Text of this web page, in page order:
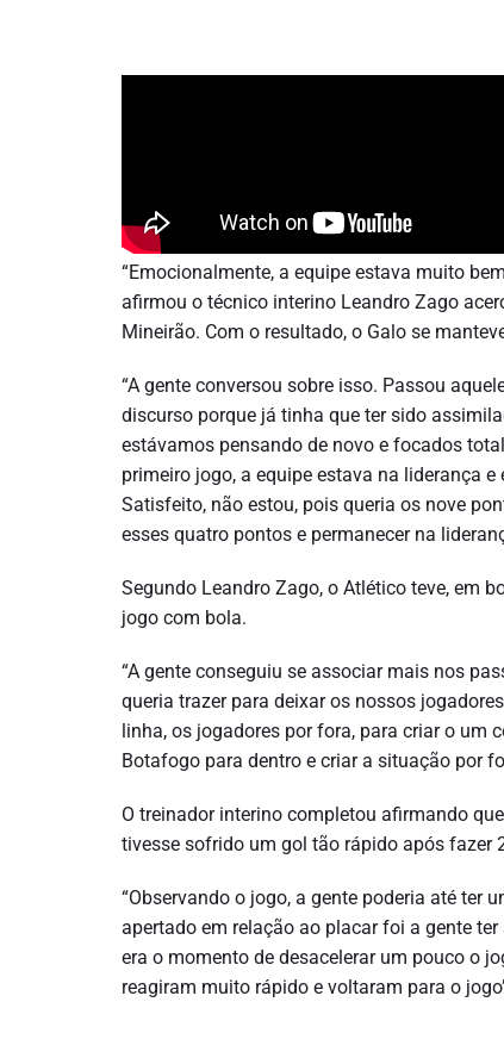
“Emocionalmente, a equipe estava muito
afirmou o técnico interino Leandro Zago
Mineirão. Com o resultado, o Galo se
“A gente conversou sobre isso. Passou
discurso porque já tinha que ter sido
estávamos pensando de novo e focados
primeiro jogo, a equipe estava na liderança
Satisfeito, não estou, pois queria os nove
esses quatro pontos e permanecer na
Segundo Leandro Zago, o Atlético teve, em
jogo com bola.
“A gente conseguiu se associar mais nos
queria trazer para deixar os nossos
linha, os jogadores por fora, para criar o um
Botafogo para dentro e criar a situação por
O treinador interino completou afirmando
tivesse sofrido um gol tão rápido após fazer
“Observando o jogo, a gente poderia até ter
apertado em relação ao placar foi a gente
era o momento de desacelerar um pouco o
reagiram muito rápido e voltaram para o